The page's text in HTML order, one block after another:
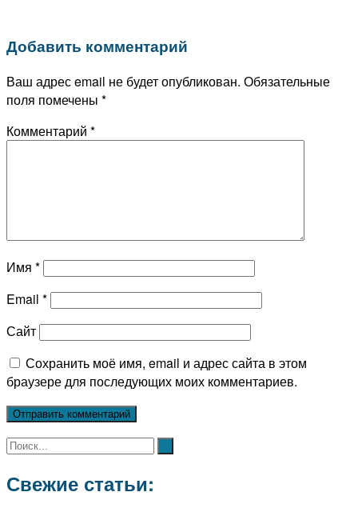
Добавить комментарий
Ваш адрес email не будет опубликован. Обязательные
поля помечены *
Комментарий *
Имя *
Email *
Сайт
Сохранить моё имя, email и адрес сайта в этом
браузере для последующих моих комментариев.
Свежие статьи: